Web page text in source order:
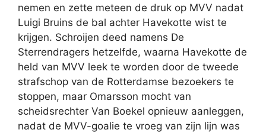
nemen en zette meteen de druk op MVV nadat
Luigi Bruins de bal achter Havekotte wist te
krijgen. Schroijen deed namens De
Sterrendragers hetzelfde, waarna Havekotte de
held van MVV leek te worden door de tweede
strafschop van de Rotterdamse bezoekers te
stoppen, maar Omarsson mocht van
scheidsrechter Van Boekel opnieuw aanleggen,
nadat de MVV-goalie te vroeg van zijn lijn was